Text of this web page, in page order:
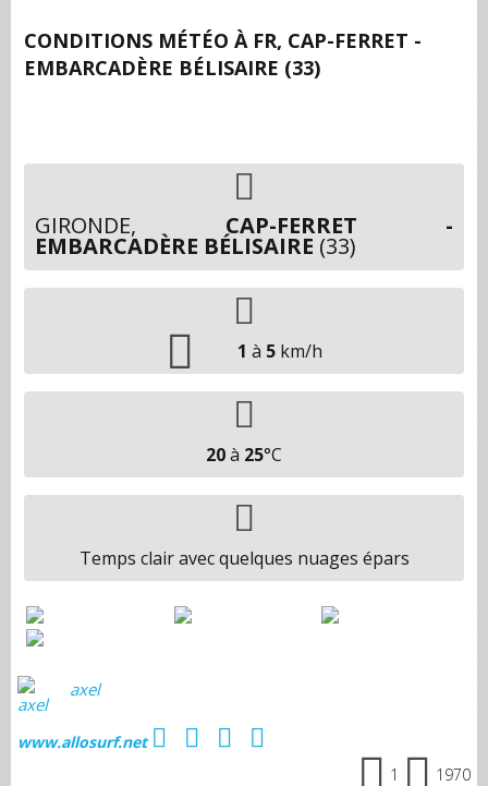
CONDITIONS MÉTÉO À FR, CAP-FERRET -
EMBARCADÈRE BÉLISAIRE (33)
GIRONDE, CAP-FERRET -
EMBARCADÈRE BÉLISAIRE (33)
1 à 5 km/h
20à 25°C
Temps clair avec quelques nuages épars
axel
www.allosurf.net
1
1970